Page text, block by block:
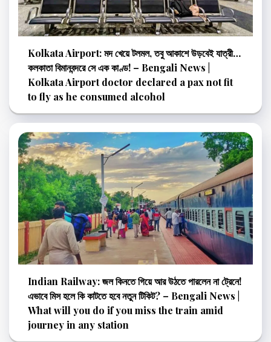
Kolkata Airport: মদ খেয়ে টলমল, তবু আকাশে উড়বেই যাত্রী…
কলকাতা বিমানবন্দরে সে এক কাণ্ড! – Bengali News |
Kolkata Airport doctor declared a pax not fit
to fly as he consumed alcohol
Indian Railway: জল কিনতে গিয়ে আর উঠতে পারলেন না ট্রেনে!
এভাবে মিস হলে কি কাটতে হবে নতুন টিকিট? – Bengali News |
What will you do if you miss the train amid
journey in any station